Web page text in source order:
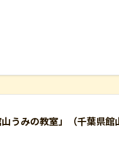
うみの教室」（千葉県館